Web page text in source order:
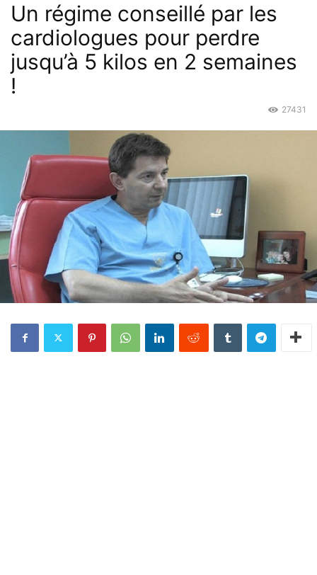
Un régime conseillé par les
cardiologues pour perdre
jusqu’à 5 kilos en 2 semaines
!
27431